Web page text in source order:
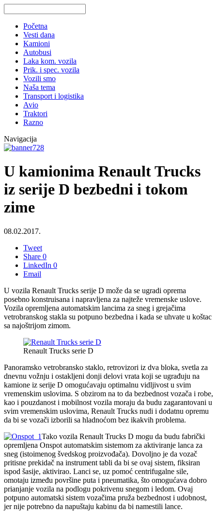
Početna
Vesti dana
Kamioni
Autobusi
Laka kom. vozila
Prik. i spec. vozila
Vozili smo
Naša tema
Transport i logistika
Avio
Traktori
Razno
Navigacija
U kamionima Renault Trucks
iz serije D bezbedni i tokom
zime
08.02.2017.
Tweet
Share 0
LinkedIn 0
Email
U vozila Renault Trucks serije D može da se ugradi oprema
posebno konstruisana i napravljena za najteže vremenske uslove.
Vozila opremljena automatskim lancima za sneg i grejačima
vetrobranskog stakla su potpuno bezbedna i kada se uhvate u koštac
sa najoštrijom zimom.
Renault Trucks serie D
Panoramsko vetrobransko staklo, retrovizori iz dva bloka, svetla za
dnevnu vožnju i ostakljeni donji delovi vrata koji se ugrađuju na
kamione iz serije D omogućavaju optimalnu vidljivost u svim
vremenskim uslovima. S obzirom na to da bezbednost vozača i robe,
kao i pouzdanost i mobilnost vozila moraju da budu zagarantovani u
svim vremenskim uslovima, Renault Trucks nudi i dodatnu opremu
da bi se vozači izborili sa hladnoćom bez ikakvih problema.
Tako vozila Renault Trucks D mogu da budu fabrički
opremljena Onspot automatskim sistemom za aktiviranje lanca za
sneg (istoimenog švedskog proizvođača). Dovoljno je da vozač
pritisne prekidač na instrument tabli da bi se ovaj sistem, fiksiran
ispod šasije, aktivirao. Lanci se, uz pomoć centrifugalne sile,
omotaju između površine puta i pneumatika, što omogućava dobro
prianjanje vozila na podlogu pokrivenu snegom i ledom. Ovaj
potpuno automatski sistem vozačima pruža bezbednost i udobnost,
jer nije potrebno da napuštaju kabinu da bi namestili lance.